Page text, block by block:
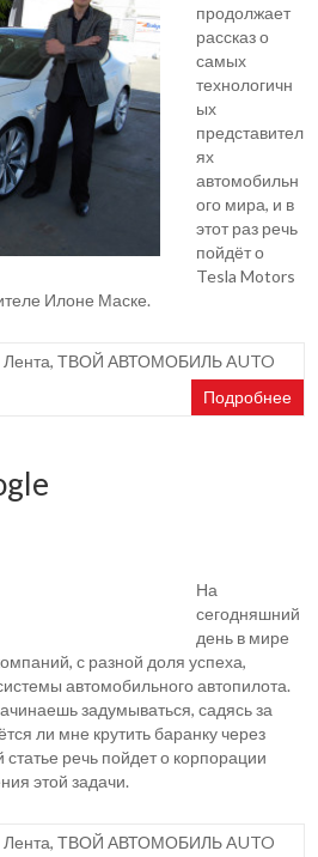
продолжает
рассказ о
самых
технологичн
ых
представител
ях
автомобильн
ого мира, и в
этот раз речь
пойдёт о
Tesla Motors
Илоне Маске.
Лента,ТВОЙ АВТОМОБИЛЬ AUTO
Подробнее
На
сегодняшний
день в мире
с разной доля успеха,
автомобильного автопилота.
задумываться, садясь за
ли мне крутить баранку через
статье речь пойдет о корпорации
этой задачи.
Лента,ТВОЙ АВТОМОБИЛЬ AUTO